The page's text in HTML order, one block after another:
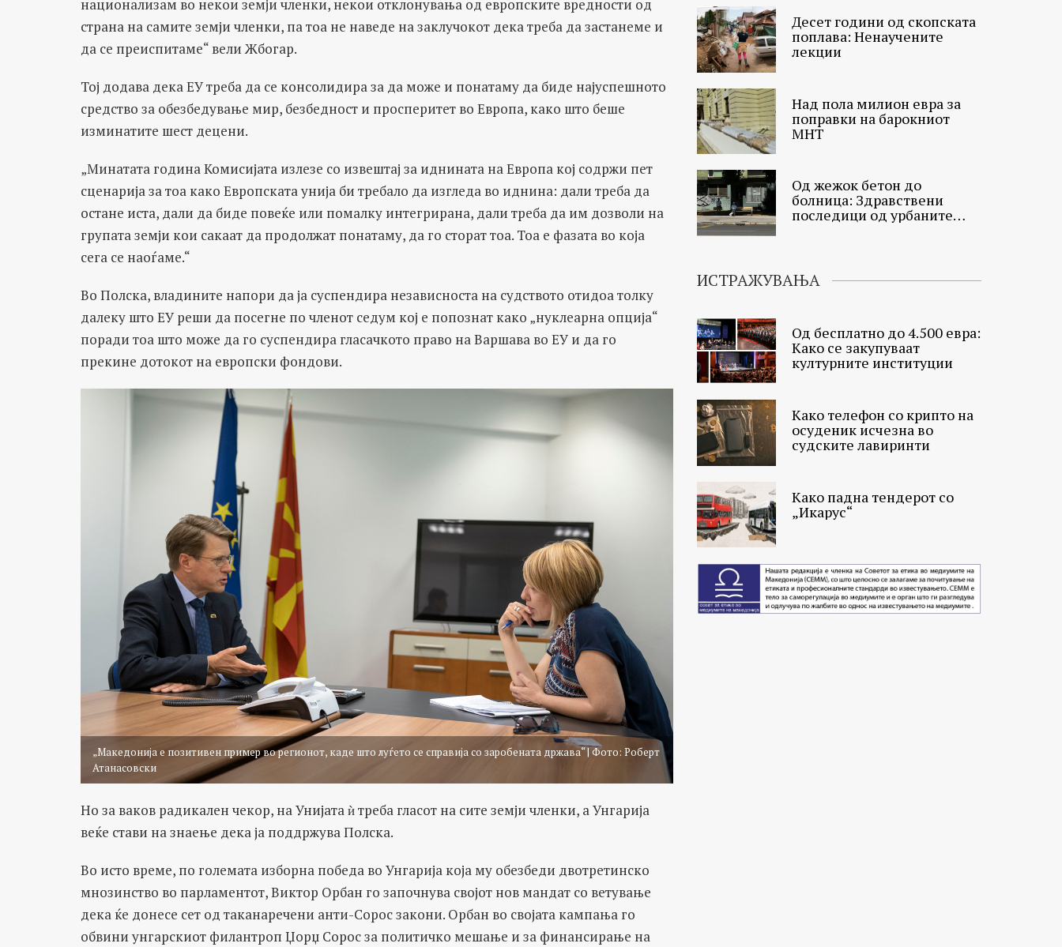
национализам во некои земји членки, некои отклонувања од европските вредности од
страна на самите земји членки, па тоа не наведе на заклучокот дека треба да застанеме и
да се преиспитаме“ вели Жбогар.
Тој додава дека ЕУ треба да се консолидира за да може и понатаму да биде најуспешното
средство за обезбедување мир, безбедност и просперитет во Европа, како што беше
изминатите шест децени.
„Минатата година Комисијата излезе со извештај за иднината на Европа кој содржи пет
сценарија за тоа како Европската унија би требало да изгледа во иднина: дали треба да
остане иста, дали да биде повеќе или помалку интегрирана, дали треба да им дозволи на
групата земји кои сакаат да продолжат понатаму, да го сторат тоа. Тоа е фазата во која
сега се наоѓаме.“
Во Полска, владините напори да ја суспендира независноста на судството отидоа толку
далеку што ЕУ реши да посегне по членот седум кој е попознат како „нуклеарна опција“
поради тоа што може да го суспендира гласачкото право на Варшава во ЕУ и да го
прекине дотокот на европски фондови.
„Македонија е позитивен пример во регионот, каде што луѓето се справија со заробената држава“ | Фото: Роберт
Атанасовски
Но за ваков радикален чекор, на Унијата ѝ треба гласот на сите земји членки, а Унгарија
веќе стави на знаење дека ја поддржува Полска.
Во исто време, по големата изборна победа во Унгарија која му обезбеди двотретинско
мнозинство во парламентот, Виктор Орбан го започнува својот нов мандат со ветување
дека ќе донесе сет од таканаречени анти-Сорос закони. Орбан во својата кампања го
обвини унгарскиот филантроп Џорџ Сорос за политичко мешање и за финансирање на
Десет години од скопската
поплава: Ненаучените
лекции
Над пола милион евра за
поправки на барокниот
МНТ
Од жежок бетон до
болница: Здравствени
последици од урбаните
ИСТРАЖУВАЊА
Од бесплатно до 4.500 евра:
Како се закупуваат
културните институции
Како телефон со крипто на
осуденик исчезна во
судските лавиринти
Како падна тендерот со
„Икарус“